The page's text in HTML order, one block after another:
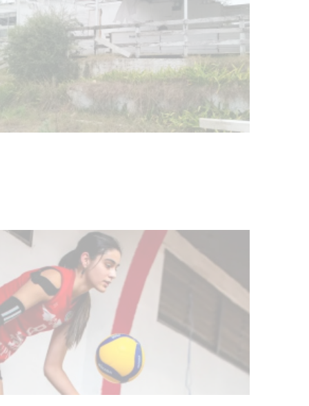
Turismo accesible para personas